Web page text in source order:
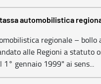
automobilistica
regionale – bollo
alle Regioni a statuto
1° gennaio 1999" ai sens...